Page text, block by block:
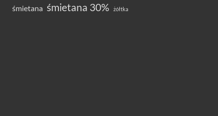
śmietana śmietana 30% żółtka